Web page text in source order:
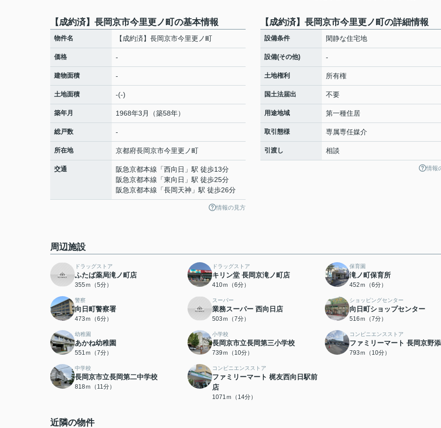
【成約済】長岡京市今里更ノ町の基本情報
物件名 【成約済】長岡京市今里更ノ町
価格 -
建物面積 -
土地面積 -(-)
築年月 1968年3月（築58年）
総戸数 -
所在地 京都府長岡京市今里更ノ町
交通 阪急京都本線 「西向日 」駅 徒歩13分
阪急京都本線 「東向日 」駅 徒歩25分
阪急京都本線 「長岡天神 」駅 徒歩26分
情報の見方
【成約済】長岡京市今里更ノ町の詳細情報
設備条件 閑静な住宅地
設備(その他) -
土地権利 所有権
国土法届出 不要
用途地域 第一種住居
取引態様 専属専任媒介
引渡し 相談
情報
周辺施設
ドラッグストア
ふたば薬局滝ノ町店
355ｍ（5分）
ドラッグストア
キリン堂 長岡京滝ノ町店
410ｍ（6分）
保育園
滝ノ町保育所
452ｍ（6分）
警察
向日町警察署
473ｍ（6分）
スーパー
業務スーパー 西向日店
503ｍ（7分）
ショッピングセンター
向日町ショップセンター
516ｍ（7分）
幼稚園
あかね幼稚園
551ｍ（7分）
小学校
長岡京市立長岡第三小学校
739ｍ（10分）
コンビニエンスストア
ファミリーマート 長岡京野
793ｍ（10分）
中学校
長岡京市立長岡第二中学校
818ｍ（11分）
コンビニエンスストア
ファミリーマート 梶友西向日駅前
店
1071ｍ（14分）
近隣の物件